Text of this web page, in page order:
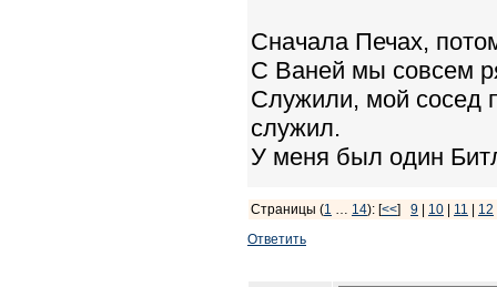
Сначала Печах,
С Ваней мы совсем
Служили, мой сосед
служил.
У меня был один
Страницы (1 … 14): [<<] 9 10 11 12
Ответить